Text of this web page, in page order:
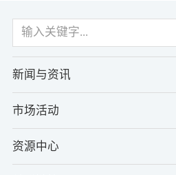
新闻与资讯
市场活动
资源中心